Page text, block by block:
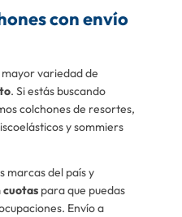
con envío
variedad de
. Si estás buscando
colchones de resortes,
y sommiers
marcas del país y
cuotas para que puedas
Envío a